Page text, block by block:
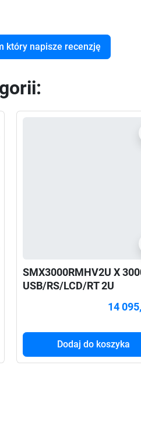
który napisze recenzję
SMX3000RMHV2U X
USB/RS/LCD/RT 2U
14
Dodaj do koszyka